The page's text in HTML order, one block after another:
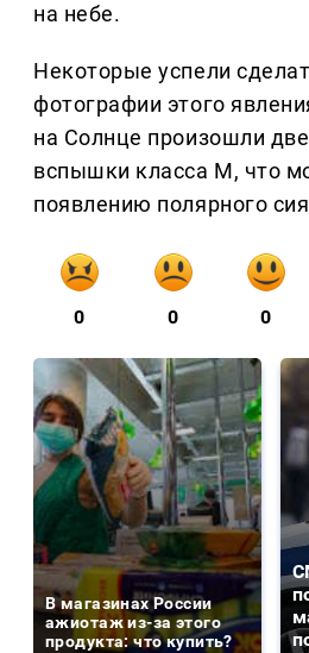
на небе.
Некоторые успели
фотографии этого
на Солнце произошли
вспышки класса М, что
появлению полярного
0 0 0
В магазинах России
ажиотаж из-за этого
продукта: что купить?